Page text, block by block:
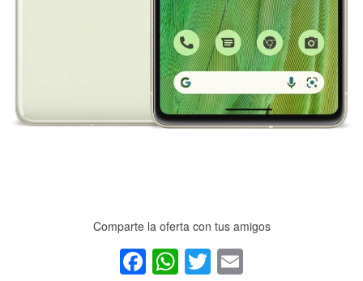
Comparte la oferta con tus amigos
Facebook
WhatsApp
Twitter